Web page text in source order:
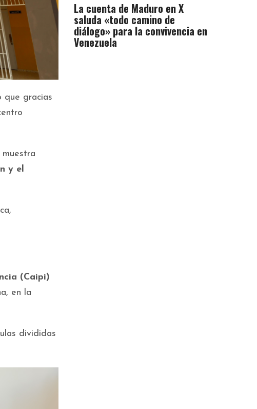
que gracias
y el
(Caipi)
en la
divididas
La cuenta de Maduro en X
saluda «todo camino de
diálogo» para la convivencia en
Venezuela